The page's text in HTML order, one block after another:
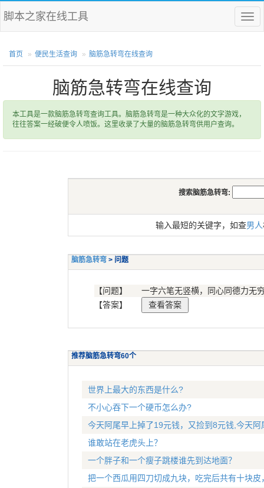
菜
单
脚本之家在线工具
首页 便民生活查询 脑筋急转弯在线查询
脑筋急转弯在线查询
本工具是一款脑筋急转弯查询工具。脑筋急转弯是一种大众化的文字游戏，
往往答案一经破便令人喷饭。这里收录了大量的脑筋急转弯供用户查询。
搜索脑筋急转弯:
输入最短的关键字，如查男人
脑筋急转弯 > 问题
【问题】
一字六笔无竖横，同心同德力无
【答案】
推荐脑筋急转弯60个
世界上最大的东西是什么?
不小心吞下一个硬币怎么办?
今天阿尾早上掉了19元钱，又捡到8元钱,今天阿
谁敢站在老虎头上？
一个胖子和一个瘦子跳楼谁先到达地面？
把一个西瓜用四刀切成九块，吃完后共有十块皮